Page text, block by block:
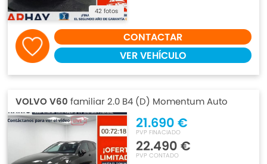
42 fotos
CONTACTAR
VER VEHÍCULO
VOLVO V60 familiar 2.0 B4 (D) Momentum Auto
21.690 €
PVP FINACIADO
22.490 €
PVP CONTADO